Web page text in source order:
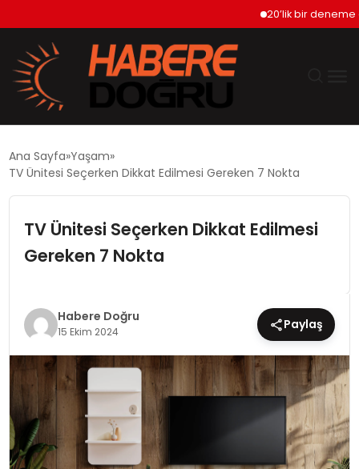
20’lik bir deneme
SİYASET
TEKNOLOJİ
SPOR
EĞİTİM
MAGAZİN
Ana Sayfa Yaşam
TV Ünitesi Seçerken Dikkat Edilmesi Gereken 7 Nokta
TV Ünitesi Seçerken Dikkat Edilmesi
Gereken 7 Nokta
Habere Doğru
15 Ekim 2024 Paylaş